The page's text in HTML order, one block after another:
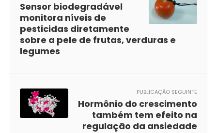
Sensor biodegradável
monitora níveis de
pesticidas diretamente
sobre a pele de frutas, verduras e
legumes
PUBLICAÇÃO SEGUINTE
Hormônio do crescimento
também tem efeito na
regulação da ansiedade